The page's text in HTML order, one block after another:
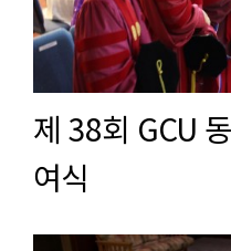
제 38회 GCU
여식